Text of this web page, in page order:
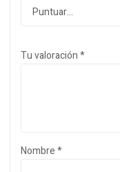
Tu valoración*
Nombre*